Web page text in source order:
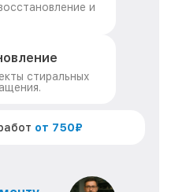
и
стиральных
от 750₽